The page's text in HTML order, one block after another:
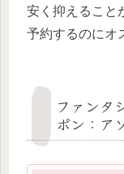
安く抑えること
予約するのにオ
ファンタ
ポン：ア